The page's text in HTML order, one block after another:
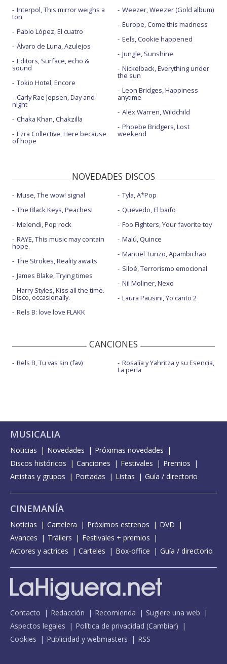
Interpol, This mirror weighs a
ton
Pablo López, El cuatro
Álvaro de Luna, Azulejos
Editors, Surface, echo &
sound
Tokio Hotel, Encore
Carly Rae Jepsen, Day and
night
Chaka Khan, Chakzilla
Ezra Collective, Here because
of hope
Weezer, Weezer (Gold album)
Europe, Come this madness
Eels, Cookie happened
Jungle, Sunshine
Nickelback, Everything under
the sun
Leon Bridges, Happiness
anytime
Alex Warren, Wildchild
Phoebe Bridgers, Lost
weekend
NOVEDADES DISCOS
Muse, The wow! signal
The Black Keys, Peaches!
Melendi, Pop rock
RAYE, This music may contain
hope.
The Strokes, Reality awaits
James Blake, Trying times
Harry Styles, Kiss all the time.
Disco, occasionally.
Rels B: love love FLAKK
Tyla, A*Pop
Quevedo, El baifo
Foo Fighters, Your favorite toy
Malú, Quince
Manuel Turizo, Apambichao
Siloé, Terrorismo emocional
Nil Moliner, Nexo
Laura Pausini, Yo canto 2
CANCIONES
Rels B, Tu vas sin (fav) Rosalía y Yahritza y su Esencia,
La perla
MUSICALIA
Noticias Novedades
Próximas novedades
Discos históricos
Canciones Festivales
Premios
Artistas y grupos
Portadas Listas Guía / directorio
CINEMANÍA
Noticias Cartelera Próximos estrenos
DVD
Avances
Tráilers
Festivales + premios
Actores y actrices
Carteles Box-office Guía / directorio
Contacto Redacción Recomienda
Sugiere una web
Aspectos legales
Política de privacidad (Cambiar)
Cookies
Publicidad y webmasters RSS